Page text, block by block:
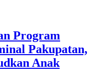
Program
Pakupatan,
Anak